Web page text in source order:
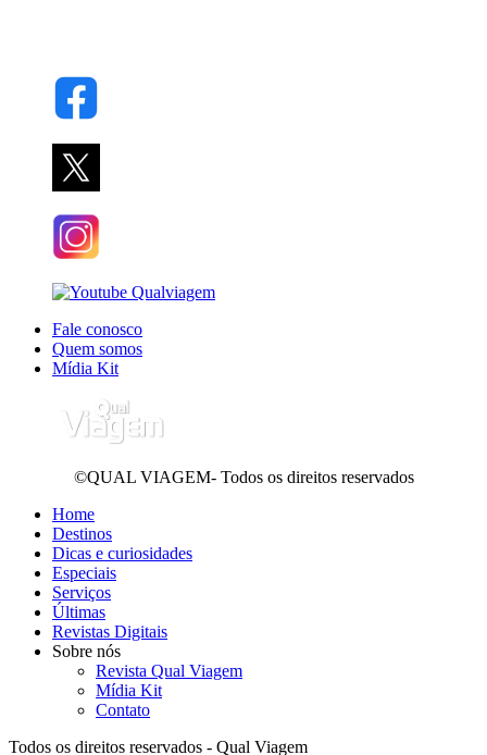
Fale conosco
Quem somos
Mídia Kit
©QUAL VIAGEM- Todos os direitos reservados
Home
Destinos
Dicas e curiosidades
Especiais
Serviços
Últimas
Revistas Digitais
Sobre nós
Revista Qual Viagem
Mídia Kit
Contato
Todos os direitos reservados - Qual Viagem